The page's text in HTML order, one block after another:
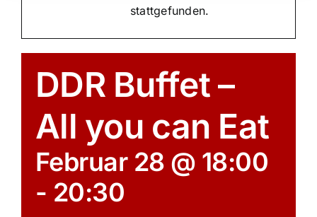
stattgefunden.
DDR Buffet –
All you can Eat
Februar 28 @ 18:00
- 20:30